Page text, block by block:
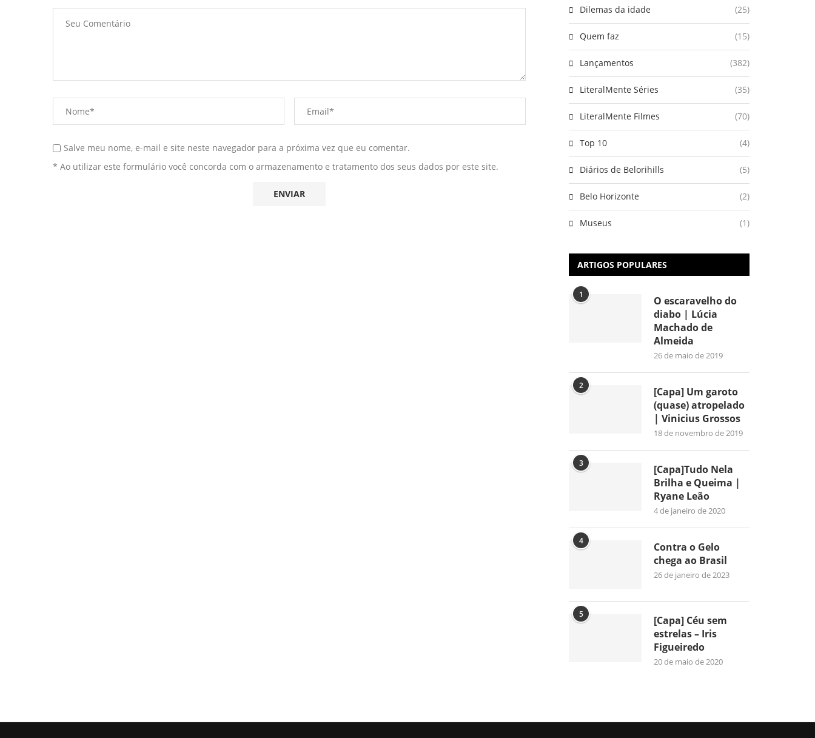
Salve meu nome, e-mail e site neste navegador para a próxima vez que eu comentar.
* Ao utilizar este formulário você concorda com o armazenamento e tratamento dos seus dados por este site.
Dilemas da idade (25)
Quem faz (15)
Lançamentos (382)
LiteralMente Séries (35)
LiteralMente Filmes (70)
Top 10 (4)
Diários de Belorihills (5)
Belo Horizonte (2)
Museus (1)
ARTIGOS POPULARES
1
O escaravelho do
diabo | Lúcia
Machado de
Almeida
26 de maio de 2019
2
[Capa] Um garoto
(quase) atropelado
| Vinicius Grossos
18 de novembro de 2019
3
[Capa]Tudo Nela
Brilha e Queima |
Ryane Leão
4 de janeiro de 2020
4
Contra o Gelo
chega ao Brasil
26 de janeiro de 2023
5
[Capa] Céu sem
estrelas – Iris
Figueiredo
20 de maio de 2020